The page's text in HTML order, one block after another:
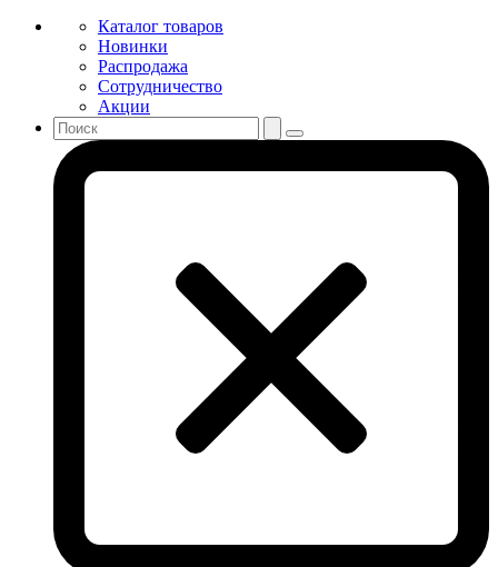
Каталог товаров
Новинки
Распродажа
Сотрудничество
Акции